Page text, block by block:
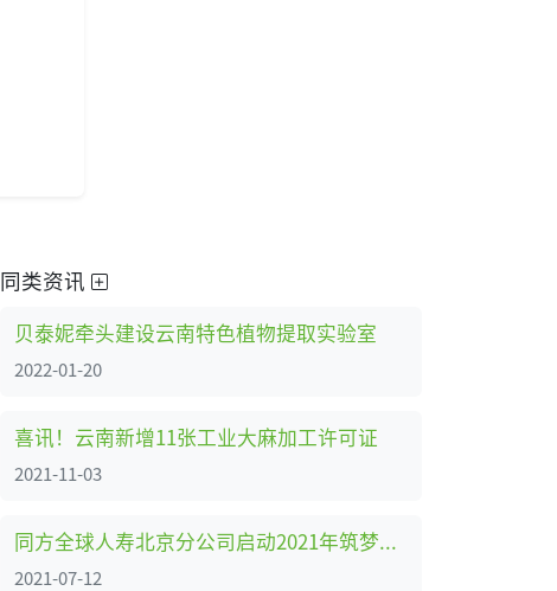
同类资讯
贝泰妮牵头建设云南特色植物提取实验室
2022-01-20
喜讯！云南新增11张工业大麻加工许可证
2021-11-03
同方全球人寿北京分公司启动2021年筑梦计划“1份早餐”活动
2021-07-12